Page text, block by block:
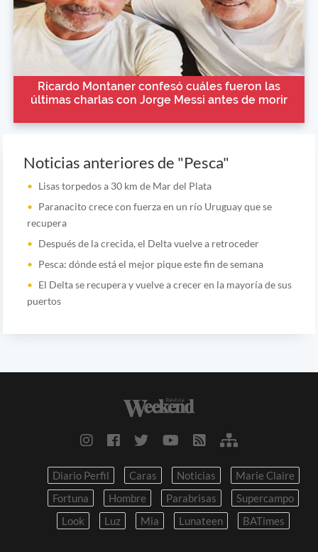
Ricardo Montaner confesó cuáles fueron las
últimas charlas con Jorge Messi antes de morir
Noticias anteriores de "Pesca"
Lisas torpedos a 30 km de Mar del Plata
Paranacito crece con fuerza en un río Uruguay que se
recupera
Después de la crecida, el Delta vuelve a retroceder
Pesca: dónde está el mejor pique este fin de semana
El Delta se recupera y vuelve a crecer en la mayoría de sus
puertos
Diario Perfil Caras Noticias
Marie Claire
Fortuna
Hombre Parabrisas
Supercampo
Look
Luz Mia Lunateen BATimes